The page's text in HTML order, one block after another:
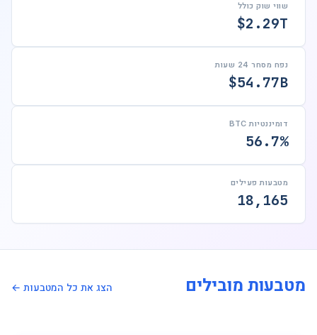
שווי שוק כולל
$2.29T
נפח מסחר 24 שעות
$54.77B
דומיננטיות BTC
56.7%
מטבעות פעילים
18,165
מטבעות מובילים הצג את כל המטבעות ←